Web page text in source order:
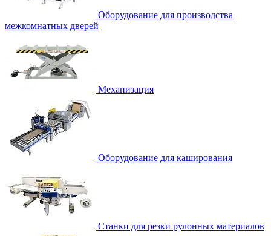
Оборудование для производства
межкомнатных дверей
Механизация
Оборудование для каширования
Станки для резки рулонных материалов